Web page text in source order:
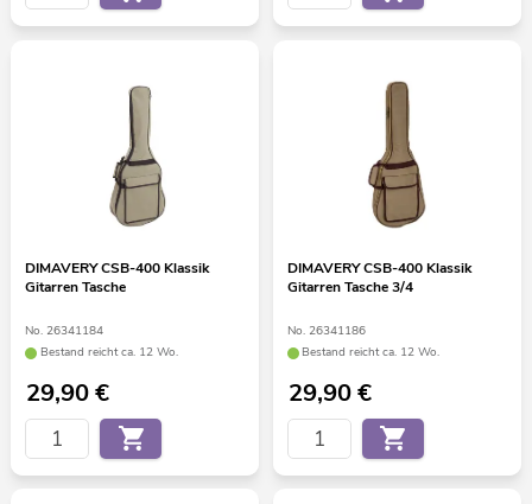
DIMAVERY CSB-400 Klassik
Gitarren Tasche
No. 26341184
Bestand reicht ca. 12 Wo.
29,90€
DIMAVERY CSB-400 Klassik
Gitarren Tasche 3/4
No. 26341186
Bestand reicht ca. 12 Wo.
29,90€